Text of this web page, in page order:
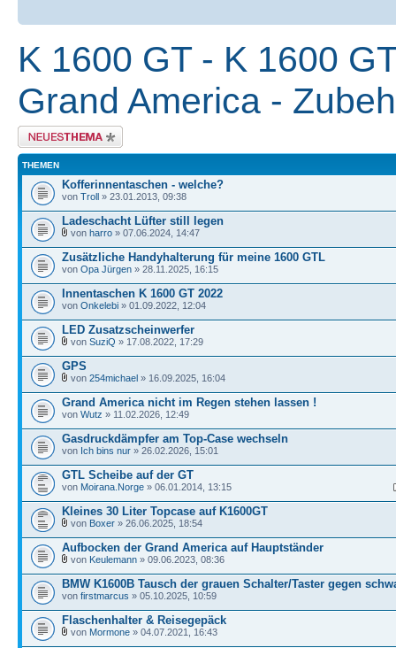
K 1600 GT - K 1600
Grand America -
Neues Thema erstellen
THEMEN
Kofferinnentaschen - welche?
von Troll » 23.01.2013, 09:38
Ladeschacht Lüfter still legen
von harro » 07.06.2024, 14:47
Zusätzliche Handyhalterung für meine 1600 GTL
von Opa Jürgen » 28.11.2025, 16:15
Innentaschen K 1600 GT 2022
von Onkelebi » 01.09.2022, 12:04
LED Zusatzscheinwerfer
von SuziQ » 17.08.2022, 17:29
GPS
von 254michael » 16.09.2025, 16:04
Grand America nicht im Regen stehen lassen !
von Wutz » 11.02.2026, 12:49
Gasdruckdämpfer am Top-Case wechseln
von Ich bins nur » 26.02.2026, 15:01
GTL Scheibe auf der GT
von Moirana.Norge » 06.01.2014, 13:15
Kleines 30 Liter Topcase auf K1600GT
von Boxer » 26.06.2025, 18:54
Aufbocken der Grand America auf Hauptständer
von Keulemann » 09.06.2023, 08:36
BMW K1600B Tausch der grauen Schalter/Taster gegen
von firstmarcus » 05.10.2025, 10:59
Flaschenhalter & Reisegepäck
von Mormone » 04.07.2021, 16:43